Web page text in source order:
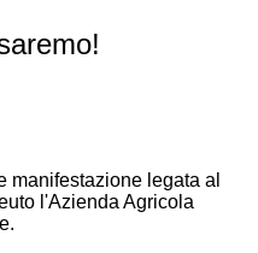
manifestazione legata al
l'Azienda Agricola